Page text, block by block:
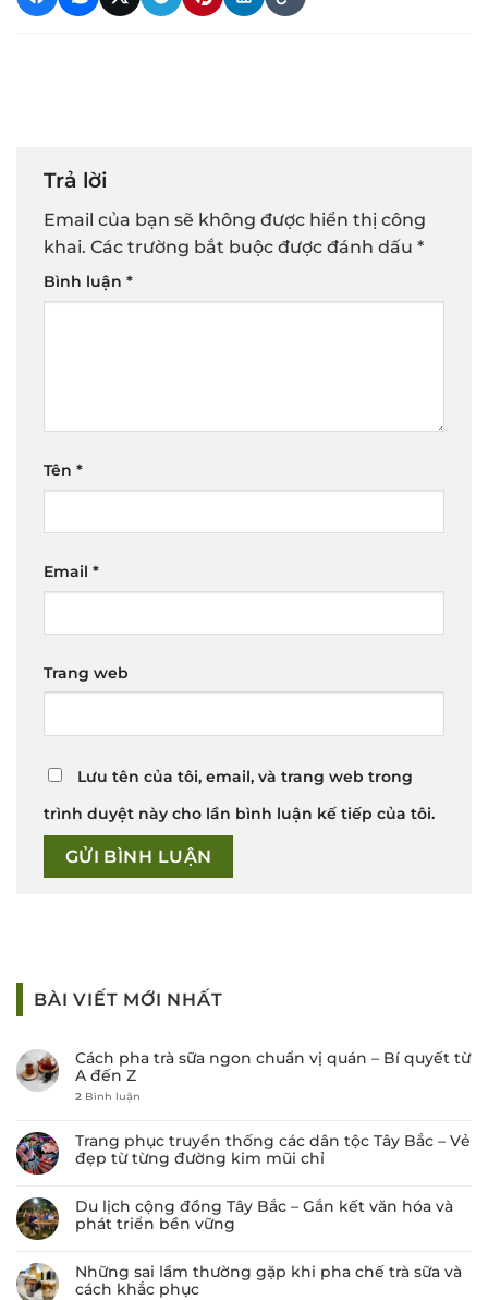
Trả lời
Email của bạn sẽ không được hiển thị công
khai. Các trường bắt buộc được đánh dấu *
Bình luận *
Tên *
Email *
Trang web
Lưu tên của tôi, email, và trang web trong
trình duyệt này cho lần bình luận kế tiếp của tôi.
BÀI VIẾT MỚI NHẤT
Cách pha trà sữa ngon chuẩn vị quán – Bí quyết từ
A đến Z
2 Bình luận
Trang phục truyền thống các dân tộc Tây Bắc – Vẻ
đẹp từ từng đường kim mũi chỉ
Du lịch cộng đồng Tây Bắc – Gắn kết văn hóa và
phát triển bền vững
Những sai lầm thường gặp khi pha chế trà sữa và
cách khắc phục